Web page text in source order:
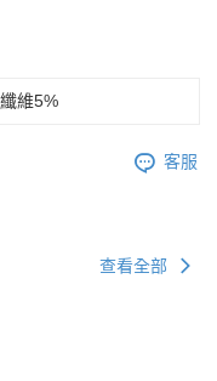
維5%
客服
查看全部